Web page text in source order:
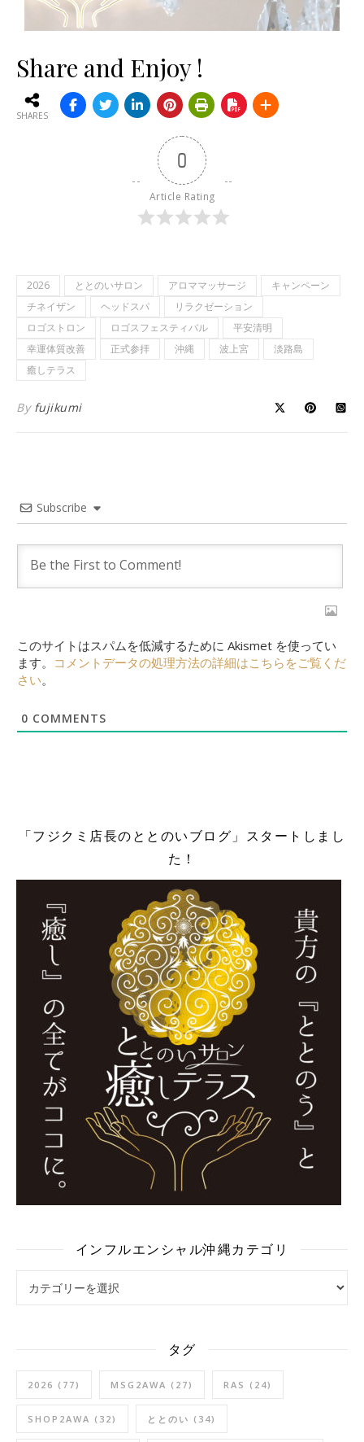
Share and Enjoy !
SHARES
0
Article Rating
2026 ととのいサロン アロママッサージ
キャンペーン
チネイザン
ヘッドスパ
リラクゼーション
ロゴストロン
ロゴスフェスティバル
平安清明
幸運体質改善
正式参拝 沖縄 波上宮
淡路島
癒しテラス
By fujikumi
Subscribe
このサイトはスパムを低減するために Akismet を使ってい
ます。 コメントデータの処理方法の詳細はこちらをご覧くだ
さい。
0 COMMENTS
「フジクミ店長のととのいブログ」スタートしまし
た！
インフルエンシャル沖縄カテゴリ
タグ
2026 (77) MSG2AWA (27) RAS (24)
SHOP2AWA (32) ととのい (34)